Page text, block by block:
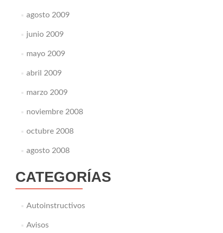
agosto 2009
junio 2009
mayo 2009
abril 2009
marzo 2009
noviembre 2008
octubre 2008
agosto 2008
CATEGORÍAS
Autoinstructivos
Avisos